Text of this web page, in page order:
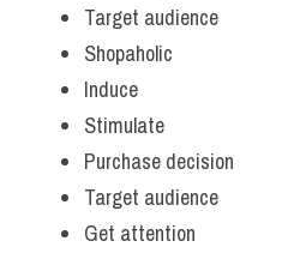
Target audience
Shopaholic
Induce
Stimulate
Purchase decision
Target audience
Get attention